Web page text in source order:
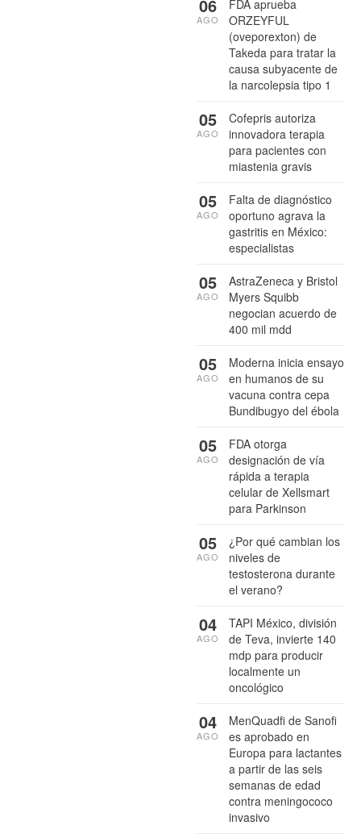
FDA aprueba
ORZEYFUL
(oveporexton) de
Takeda para tratar la
causa subyacente de
la narcolepsia tipo 1
06
AGO
Cofepris autoriza
innovadora terapia
para pacientes con
miastenia gravis
05
AGO
Falta de diagnóstico
oportuno agrava la
gastritis en México:
especialistas
05
AGO
AstraZeneca y Bristol
Myers Squibb
negocian acuerdo de
400 mil mdd
05
AGO
Moderna inicia ensayo
en humanos de su
vacuna contra cepa
Bundibugyo del ébola
05
AGO
FDA otorga
designación de vía
rápida a terapia
celular de Xellsmart
para Parkinson
05
AGO
¿Por qué cambian los
niveles de
testosterona durante
el verano?
05
AGO
TAPI México, división
de Teva, invierte 140
mdp para producir
localmente un
oncológico
04
AGO
MenQuadfi de Sanofi
es aprobado en
Europa para lactantes
a partir de las seis
semanas de edad
contra meningococo
invasivo
04
AGO